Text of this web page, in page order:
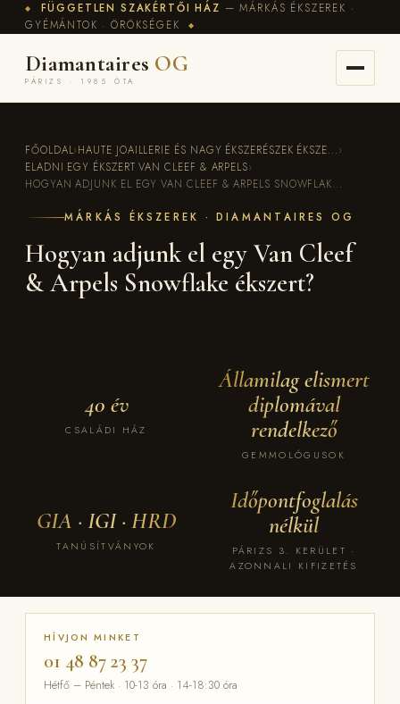
◆ FÜGGETLEN SZAKÉRTŐI HÁZ — MÁRKÁS ÉKSZEREK ·
GYÉMÁNTOK · ÖRÖKSÉGEK◆
Diamantaires OG
PÁRIZS · 1985 ÓTA
FŐOLDAL›HAUTE JOAILLERIE ÉS NAGY ÉKSZERÉSZEK ÉKSZE...›
ELADNI EGY ÉKSZERT VAN CLEEF & ARPELS›
HOGYAN ADJUNK EL EGY VAN CLEEF & ARPELS SNOWFLAK...
MÁRKÁS ÉKSZEREK · DIAMANTAIRES OG
Hogyan adjunk el egy Van Cleef
& Arpels Snowflake ékszert?
40 év
CSALÁDI HÁZ
Államilag elismert
diplomával
rendelkező
GEMMOLÓGUSOK
GIA · IGI · HRD
TANÚSÍTVÁNYOK
Időpontfoglalás
nélkül
PÁRIZS 3. KERÜLET ·
AZONNALI KIFIZETÉS
HÍVJON MINKET
01 48 87 23 37
Hétfő – Péntek · 10-13 óra · 14-18:30 óra